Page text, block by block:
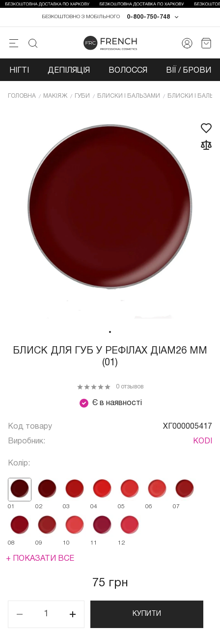
0-800-750-748
БЕЗКОШТОВНО З МОБІЛЬНОГО
НІГТІ ДЕПІЛЯЦІЯ ВОЛОССЯ ВІЇ / БРОВИ
ГОЛОВНА МАКІЯЖ ГУБИ БЛИСКИ І БАЛЬЗАМИ БЛИСКИ І
БЛИСК ДЛЯ ГУБ У РЕФІЛАХ ДІАМ26 ММ
(01)
Є в наявності
0 отзывов
Код товару ХГ000005417
Виробник: KODI
Колір:
01 02 03 04 05 06 07
08 09 10 11 12
+ ПОКАЗАТИ ВСЕ
75 грн
КУПИТИ